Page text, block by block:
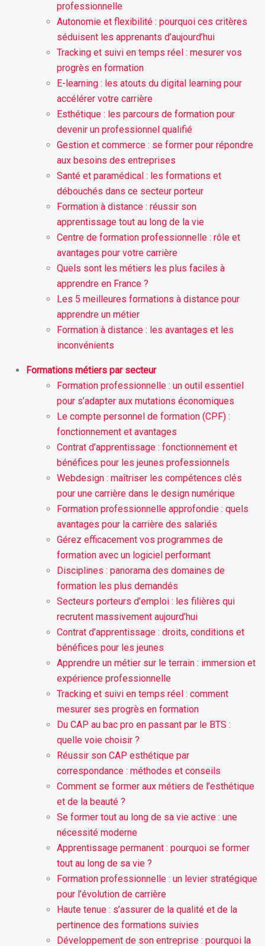
professionnelle
Autonomie et flexibilité : pourquoi ces critères
séduisent les apprenants d’aujourd’hui
Tracking et suivi en temps réel : mesurer vos
progrès en formation
E-learning : les atouts du digital learning pour
accélérer votre carrière
Esthétique : les parcours de formation pour
devenir un professionnel qualifié
Gestion et commerce : se former pour répondre
aux besoins des entreprises
Santé et paramédical : les formations et
débouchés dans ce secteur porteur
Formation à distance : réussir son
apprentissage tout au long de la vie
Centre de formation professionnelle : rôle et
avantages pour votre carrière
Quels sont les métiers les plus faciles à
apprendre en France ?
Les 5 meilleures formations à distance pour
apprendre un métier
Formation à distance : les avantages et les
inconvénients
Formations métiers par secteur
Formation professionnelle : un outil essentiel
pour s’adapter aux mutations économiques
Le compte personnel de formation (CPF) :
fonctionnement et avantages
Contrat d’apprentissage : fonctionnement et
bénéfices pour les jeunes professionnels
Webdesign : maîtriser les compétences clés
pour une carrière dans le design numérique
Formation professionnelle approfondie : quels
avantages pour la carrière des salariés
Gérez efficacement vos programmes de
formation avec un logiciel performant
Disciplines : panorama des domaines de
formation les plus demandés
Secteurs porteurs d’emploi : les filières qui
recrutent massivement aujourd’hui
Contrat d’apprentissage : droits, conditions et
bénéfices pour les jeunes
Apprendre un métier sur le terrain : immersion et
expérience professionnelle
Tracking et suivi en temps réel : comment
mesurer ses progrès en formation
Du CAP au bac pro en passant par le BTS :
quelle voie choisir ?
Réussir son CAP esthétique par
correspondance : méthodes et conseils
Comment se former aux métiers de l’esthétique
et de la beauté ?
Se former tout au long de sa vie active : une
nécessité moderne
Apprentissage permanent : pourquoi se former
tout au long de sa vie ?
Formation professionnelle : un levier stratégique
pour l’évolution de carrière
Haute tenue : s’assurer de la qualité et de la
pertinence des formations suivies
Développement de son entreprise : pourquoi la